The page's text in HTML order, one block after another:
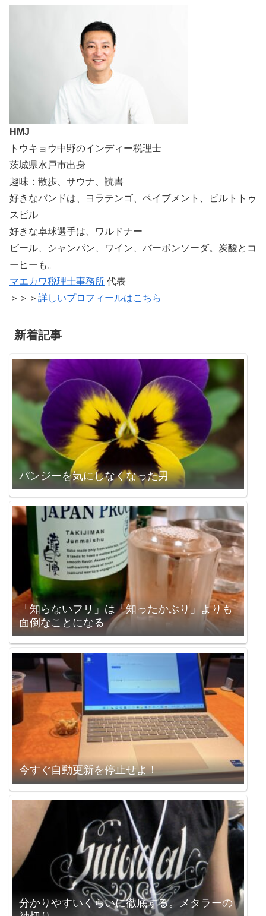
HMJ
トウキョウ中野のインディー税理士
茨城県水戸市出身
趣味：散歩、サウナ、読書
好きなバンドは、ヨラテンゴ、ペイブメント、ビルトトゥ
スピル
好きな卓球選手は、ワルドナー
ビール、シャンパン、ワイン、バーボンソーダ。炭酸とコ
ーヒーも。
マエカワ税理士事務所 代表
＞＞＞ 詳しいプロフィールはこちら
新着記事
パンジーを気にしなくなった男
「知らないフリ」は「知ったかぶり」よりも
面倒なことになる
今すぐ自動更新を停止せよ！
分かりやすいくらいに徹底する。メタラーの